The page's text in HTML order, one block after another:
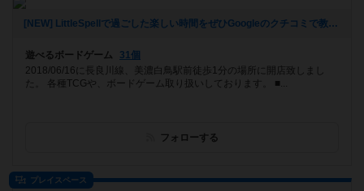
[NEW] LittleSpellで過ごした楽しい時間をぜひGoogleのクチコミで教えてください。（2026年03月23日 13時23分）
遊べるボードゲーム
31個
2018/06/16に長良川線、美濃白鳥駅前徒歩1分の場所に開店致しまし
た。 各種TCGや、ボードゲーム取り扱いしております。 ■...
フォローする
プレイスペース